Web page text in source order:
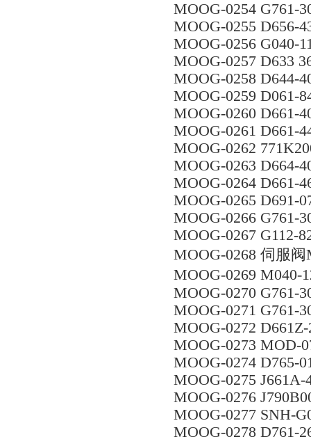
MOOG-0254 G761-
MOOG-0255 D656-
MOOG-0256 G040-
MOOG-0257 D633
MOOG-0258 D644-
MOOG-0259 D061-
MOOG-0260 D661-
MOOG-0261 D661-
MOOG-0262
MOOG-0263 D664-
MOOG-0264 D661-
MOOG-0265 D691-
MOOG-0266 G761-
MOOG-0267 G112-
MOOG-0268 伺服阀
MOOG-0269 M040-
MOOG-0270 G761-
MOOG-0271 G761-
MOOG-0272 D661Z-
MOOG-0273 MOD-
MOOG-0274 D765-
MOOG-0275 J661A-
MOOG-0276
MOOG-0277 SNH-
MOOG-0278 D761-